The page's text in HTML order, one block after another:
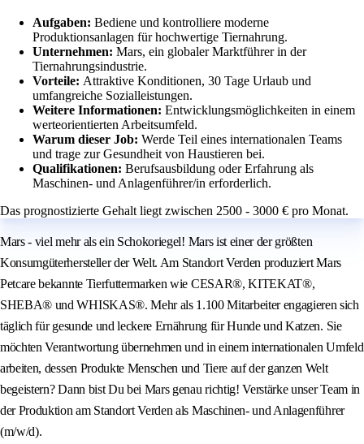
Aufgaben: Bediene und kontrolliere moderne
Produktionsanlagen für hochwertige Tiernahrung.
Unternehmen: Mars, ein globaler Marktführer in der
Tiernahrungsindustrie.
Vorteile: Attraktive Konditionen, 30 Tage Urlaub und
umfangreiche Sozialleistungen.
Weitere Informationen: Entwicklungsmöglichkeiten in einem
werteorientierten Arbeitsumfeld.
Warum dieser Job: Werde Teil eines internationalen Teams
und trage zur Gesundheit von Haustieren bei.
Qualifikationen: Berufsausbildung oder Erfahrung als
Maschinen- und Anlagenführer/in erforderlich.
Das prognostizierte Gehalt liegt zwischen 2500 - 3000 € pro Monat.
Mars - viel mehr als ein Schokoriegel! Mars ist einer der größten
Konsumgüterhersteller der Welt. Am Standort Verden produziert Mars
Petcare bekannte Tierfuttermarken wie CESAR®, KITEKAT®,
SHEBA® und WHISKAS®. Mehr als 1.100 Mitarbeiter engagieren sich
täglich für gesunde und leckere Ernährung für Hunde und Katzen. Sie
möchten Verantwortung übernehmen und in einem internationalen Umfeld
arbeiten, dessen Produkte Menschen und Tiere auf der ganzen Welt
begeistern? Dann bist Du bei Mars genau richtig! Verstärke unser Team in
der Produktion am Standort Verden als Maschinen- und Anlagenführer
(m/w/d).